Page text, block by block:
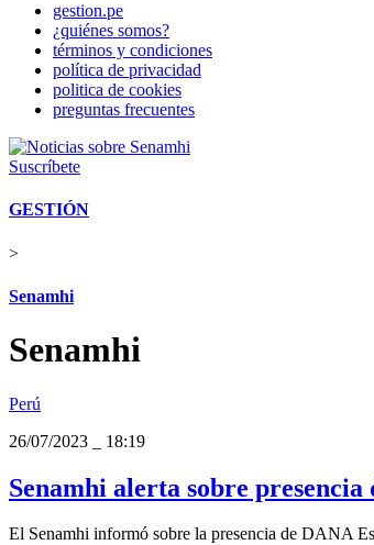
gestion.pe
¿quiénes somos?
términos y condiciones
política de privacidad
politica de cookies
preguntas frecuentes
Suscríbete
GESTIÓN
>
Senamhi
Senamhi
Perú
26/07/2023
18:19
Senamhi alerta sobre
El Senamhi informó sobre la presencia de DANA